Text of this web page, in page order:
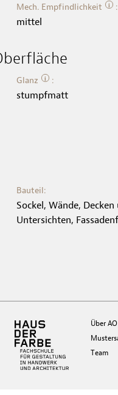
Mech. Empfindlichkeit i :
mittel
Glanz i :
stumpfmatt
Bauteil:
Sockel, Wände, Decken
Untersichten,
Über AO
Team